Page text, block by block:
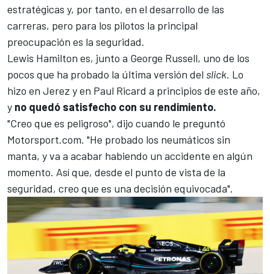
estratégicas y, por tanto, en el desarrollo de las
carreras, pero para los pilotos la principal
preocupación es la seguridad.
Lewis Hamilton es, junto a George Russell, uno de los
pocos que ha probado la última versión del slick. Lo
hizo en Jerez y en Paul Ricard a principios de este año,
y no quedó satisfecho con su rendimiento.
"Creo que es peligroso", dijo cuando le preguntó
Motorsport.com. "He probado los neumáticos sin
manta, y va a acabar habiendo un accidente en algún
momento. Así que, desde el punto de vista de la
seguridad, creo que es una decisión equivocada".